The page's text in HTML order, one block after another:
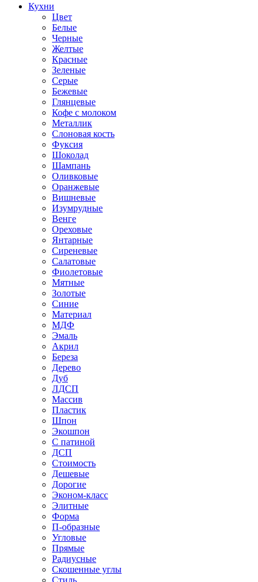
Кухни
Цвет
Белые
Черные
Желтые
Красные
Зеленые
Серые
Бежевые
Глянцевые
Кофе с молоком
Металлик
Слоновая кость
Фуксия
Шоколад
Шампань
Оливковые
Оранжевые
Вишневые
Изумрудные
Венге
Ореховые
Янтарные
Сиреневые
Салатовые
Фиолетовые
Мятные
Золотые
Синие
Материал
МДФ
Эмаль
Акрил
Береза
Дерево
Дуб
ЛДСП
Массив
Пластик
Шпон
Экошпон
С патиной
ДСП
Стоимость
Дешевые
Дорогие
Эконом-класс
Элитные
Форма
П-образные
Угловые
Прямые
Радиусные
Скошенные углы
Стиль